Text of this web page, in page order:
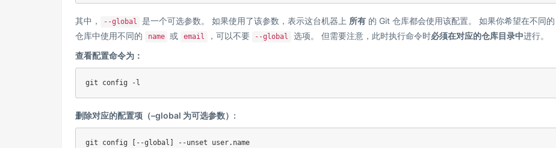
其中， --global 是一个可选参数。 如果使用了该参数，表示这台机器上 所有 的 Git 仓库都会使用该配置。 如果你希望在不同的
仓库中使用不同的
name 或 email ，可以不要 --global 选项。 但需要注意，此时执行命令时必须在对应的仓库目录中进行。
查看配置命令为：
git
删除对应的配置项（–global 为可选参数）:
git config --global